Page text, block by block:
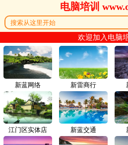
电脑培训
欢迎加入电脑
新蓝网络 新雷商行
江门区实体店 新蓝交通